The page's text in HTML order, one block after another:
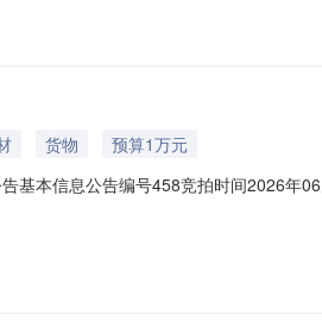
货物
预算1万元
基本信息公告编号458竞拍时间2026年
以网络拍卖方式公开拍卖以下标的：电